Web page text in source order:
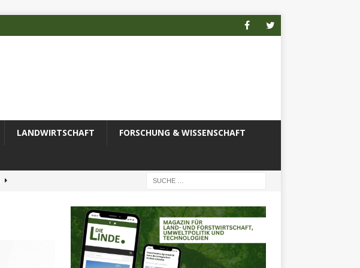
LANDWIRTSCHAFT FORSCHUNG & WISSENSCHAFT